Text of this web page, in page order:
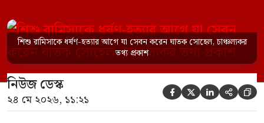
সেবন করেছিলেন বলে জবানবন্দিতে
জানিয়েছেন আসামি। রোববার (২৪ মে) সকালে
মামলার তদন্ত কর্মকর্তা পল্লবী থানার উপ-
পরিদর্শক অহিদুজ্জামান এ তথ্য নিছিত করেন।
তিনি বলেন, […]
শিশু রামিসাকে ধর্ষণ-হত্যার আগে যা সেবন করেন ঘাতক সোহেল, চাঞ্চল্যকর
তথ্য প্রকাশ
নিউজ ডেস্ক
২৪ মে ২০২৬, ১১:২১     